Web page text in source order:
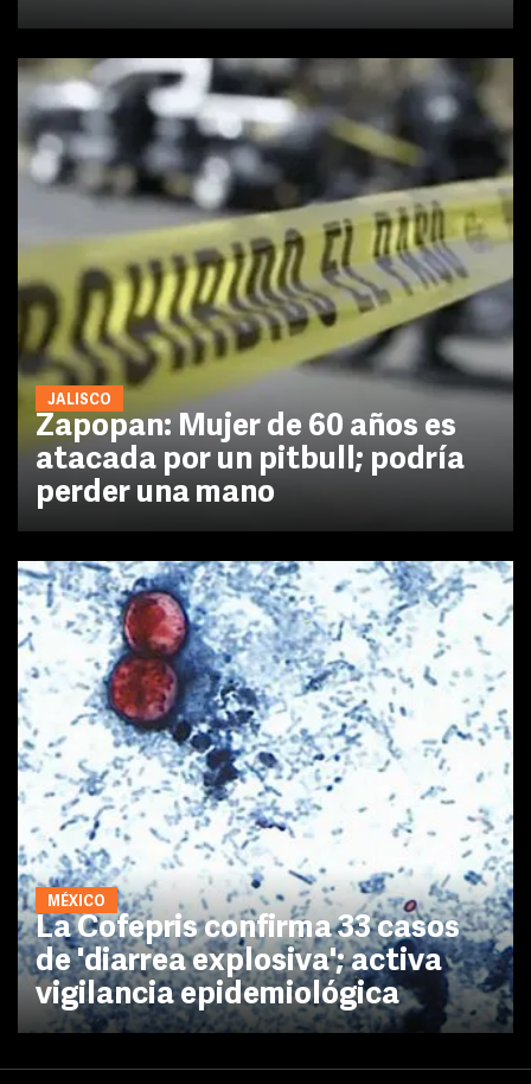
JALISCO
Zapopan: Mujer de 60 años es
atacada por un pitbull; podría
perder una mano
MÉXICO
La Cofepris confirma 33 casos
de 'diarrea explosiva'; activa
vigilancia epidemiológica